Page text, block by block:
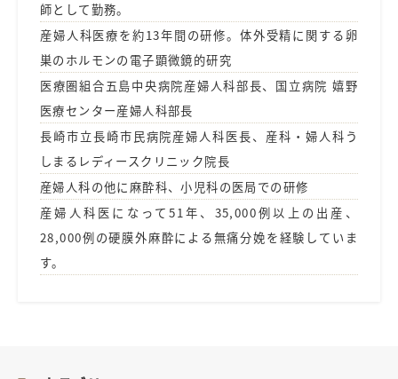
師として勤務。
産婦人科医療を約13年間の研修。体外受精に関する卵
巣のホルモンの電子顕微鏡的研究
医療圏組合五島中央病院産婦人科部長、国立病院 嬉野
医療センター産婦人科部長
長崎市立長崎市民病院産婦人科医長、産科・婦人科う
しまるレディースクリニック院長
産婦人科の他に麻酔科、小児科の医局での研修
産婦人科医になって51年、35,000例以上の出産、
28,000例の硬膜外麻酔による無痛分娩を経験していま
す。